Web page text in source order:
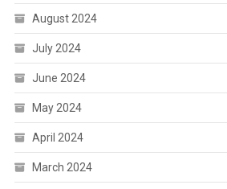
August 2024
July 2024
June 2024
May 2024
April 2024
March 2024